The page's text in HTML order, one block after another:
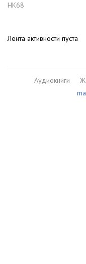
HK68
Лента активности пуста
Аудиокниги